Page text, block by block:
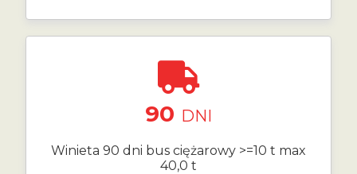
90 DNI
Winieta 90 dni bus ciężarowy >=10 t max
40,0 t